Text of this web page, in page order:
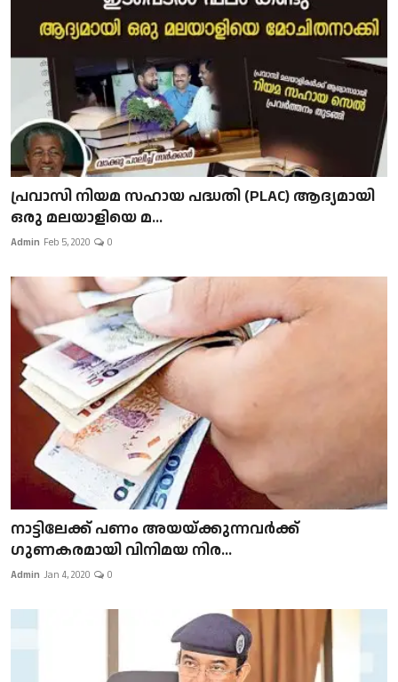
പ്രവാസി നിയമ സഹായ പദ്ധതി (PLAC) ആദ്യമായി
ഒരു മലയാളിയെ മ...
Admin Feb 5, 2020 0
നാട്ടിലേക്ക് പണം അയയ്ക്കുന്നവർക്ക്
ഗുണകരമായി വിനിമയ നിര...
Admin Jan 4, 2020 0